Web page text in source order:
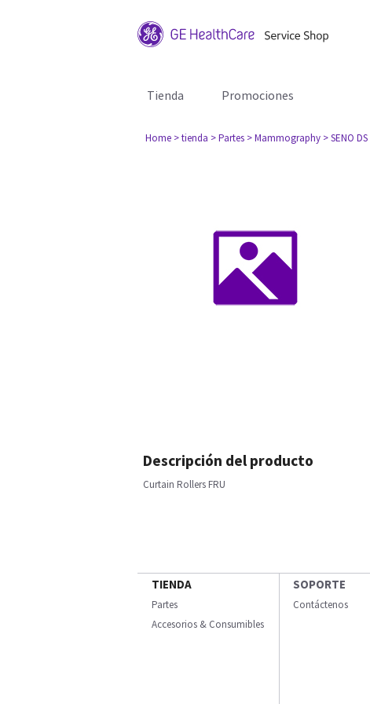
Tienda Promociones
Home > tienda > Partes > Mammography > SENO DS
Descripción del producto
Curtain Rollers FRU
TIENDA
Partes
Accesorios & Consumibles
SOPORTE
Contáctenos